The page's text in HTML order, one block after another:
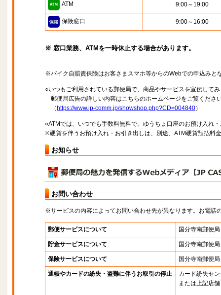
ATM 9:00～19:00
保険窓口 9:00～16:00
※ 窓口業務、ATMを一時休止する場合があります。
※バイク自賠責保険はお客さまスマホ等からのWebでの申込みと
○いつもご利用されている郵便局で、商品やサービスを宣伝して
郵便局広告の詳しい内容はこちらのホームページをご覧くださ
（ https://www.jp-comm.jp/showshop.php?CD=004840）
○ATMでは、いつでも手数料無料で、ゆうちょ口座のお預け入れ
※硬貨を伴うお預け入れ・お引き出しは、別途、ATM硬貨預払料
お知らせ
お問い合わせ
※サービスの内容によってお問い合わせ先が異なります。お電話
郵便サービスについて 国分寺南郵便局
貯金サービスについて 国分寺南郵便局
保険サービスについて 国分寺南郵便局
通帳やカードの紛失・盗難に伴うお取引の停止
カード紛失セ
または上記店舗